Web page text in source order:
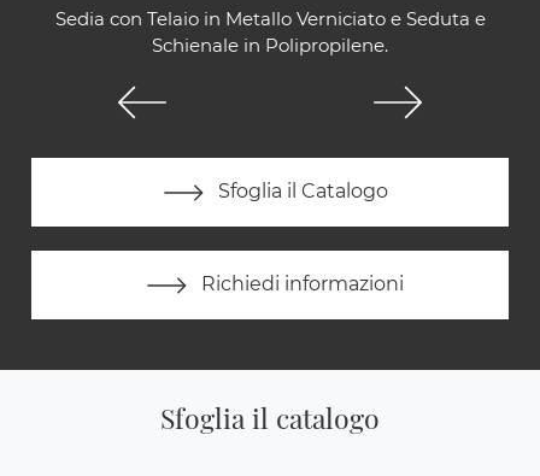
Sedia con Telaio in Metallo Verniciato e Seduta e
Schienale in Polipropilene.
Sfoglia il Catalogo
Richiedi informazioni
Sfoglia il catalogo